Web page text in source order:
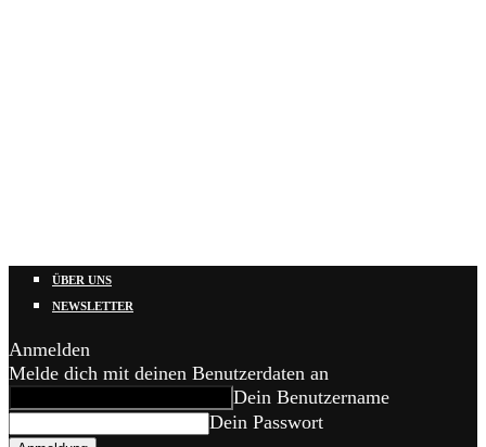
ÜBER UNS
NEWSLETTER
Anmelden
Melde dich mit deinen Benutzerdaten an
Dein Benutzername
Dein Passwort